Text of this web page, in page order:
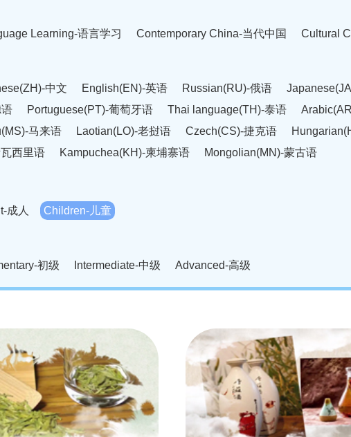
Learning-语言学习 Contemporary China-当代中国 Cultural
中文 English(EN)-英语 Russian(RU)-俄语
Portuguese(PT)-葡萄牙语 Thai language(TH)-泰语
马来语
Laotian(LO)-老挝语 Czech(CS)-捷克语
西里语
Kampuchea(KH)-柬埔寨语 Mongolian(MN)-蒙古语
成人 Children-儿童
初级 Intermediate-中级 Advanced-高级